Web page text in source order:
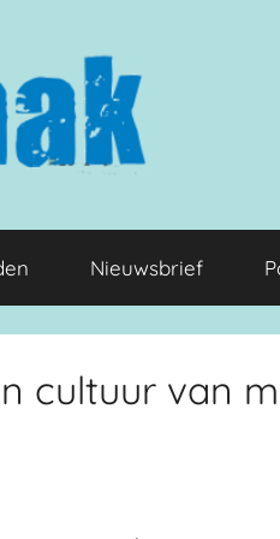
Nieuwsbrief
cultuur van